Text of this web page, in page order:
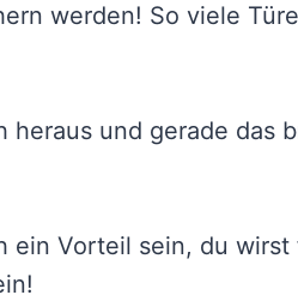
werden! So viele
heraus und gerade das
ein Vorteil sein, du wirst